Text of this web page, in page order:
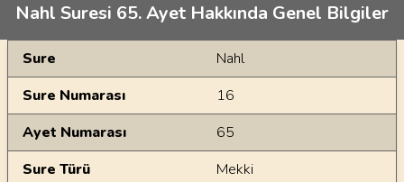
Nahl Suresi 65. Ayet Hakkında Genel Bilgiler
Genel Bilgiler
Sure
Nahl
Sure Numarası
16
Ayet Numarası
65
Sure Türü
Mekki